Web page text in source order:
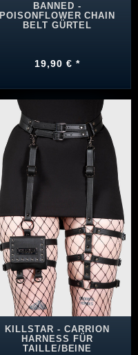
BANNED -
POISONFLOWER CHAIN
BELT GÜRTEL
19,90 € *
KILLSTAR - CARRION
HARNESS FÜR
TAILLE/BEINE